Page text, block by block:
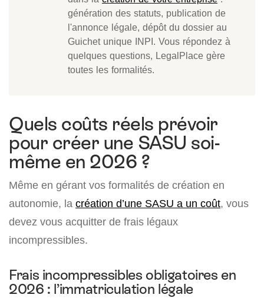
génération des statuts, publication de
l'annonce légale, dépôt du dossier au
Guichet unique INPI. Vous répondez à
quelques questions, LegalPlace gère
toutes les formalités.
Quels coûts réels prévoir
pour créer une SASU soi-
même en 2026 ?
Même en gérant vos formalités de création en
autonomie, la création d’une SASU a un coût, vous
devez vous acquitter de frais légaux
incompressibles.
Frais incompressibles obligatoires en
2026 : l’immatriculation légale